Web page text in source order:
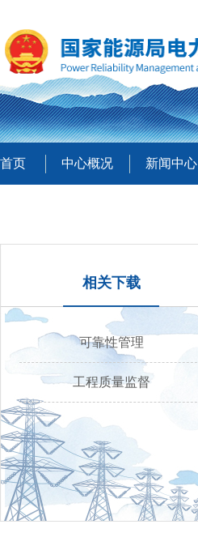
首页 中心概况 新闻中心
相关下载
可靠性管理
工程质量监督